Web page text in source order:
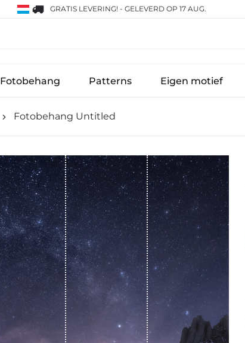
GRATIS LEVERING! - GELEVERD OP 17 AUG.
Fotobehang Patterns Eigen motief
Fotobehang Untitled